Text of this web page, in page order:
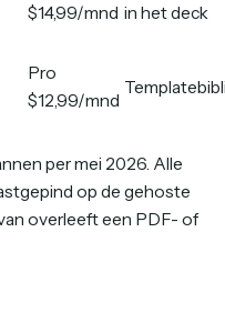
$14,99/mnd in het deck
Pro
$12,99/mnd
per mei 2026. Alle
op de gehoste
overleeft een PDF- of